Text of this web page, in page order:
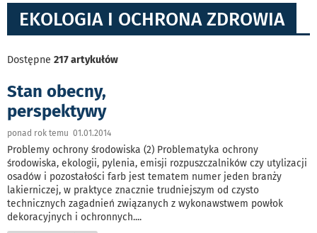
EKOLOGIA I OCHRONA ZDROWIA
Dostępne 217 artykułów
Stan obecny,
perspektywy
ponad rok temu 01.01.2014
Problemy ochrony środowiska (2) Problematyka ochrony
środowiska, ekologii, pylenia, emisji rozpuszczalników czy utylizacji
osadów i pozostałości farb jest tematem numer jeden branży
lakierniczej, w praktyce znacznie trudniejszym od czysto
technicznych zagadnień związanych z wykonawstwem powłok
dekoracyjnych i ochronnych....